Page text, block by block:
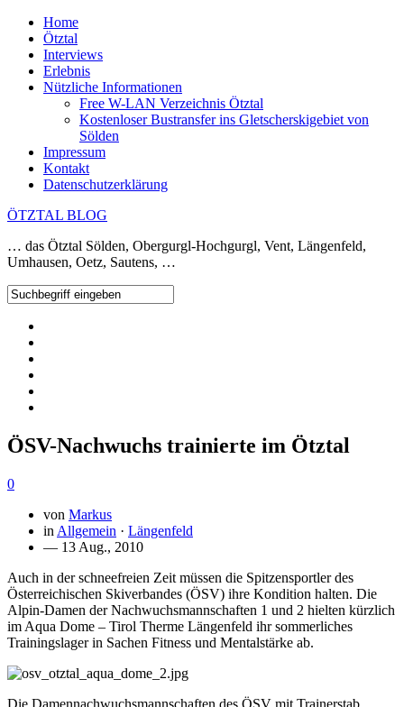
Home
Ötztal
Interviews
Erlebnis
Nützliche Informationen
Free W-LAN Verzeichnis Ötztal
Kostenloser Bustransfer ins Gletscherskigebiet von
Sölden
Impressum
Kontakt
Datenschutzerklärung
ÖTZTAL BLOG
… das Ötztal Sölden, Obergurgl-Hochgurgl, Vent, Längenfeld,
Umhausen, Oetz, Sautens, …
ÖSV-Nachwuchs trainierte im Ötztal
0
von Markus
in Allgemein · Längenfeld
— 13 Aug., 2010
Auch in der schneefreien Zeit müssen die Spitzensportler des
Österreichischen Skiverbandes (ÖSV) ihre Kondition halten. Die
Alpin-Damen der Nachwuchsmannschaften 1 und 2 hielten kürzlich
im Aqua Dome – Tirol Therme Längenfeld ihr sommerliches
Trainingslager in Sachen Fitness und Mentalstärke ab.
Die Damennachwuchsmannschaften des ÖSV mit Trainerstab